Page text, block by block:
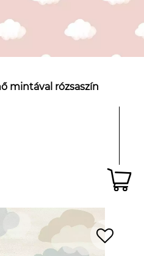
mintával rózsaszín